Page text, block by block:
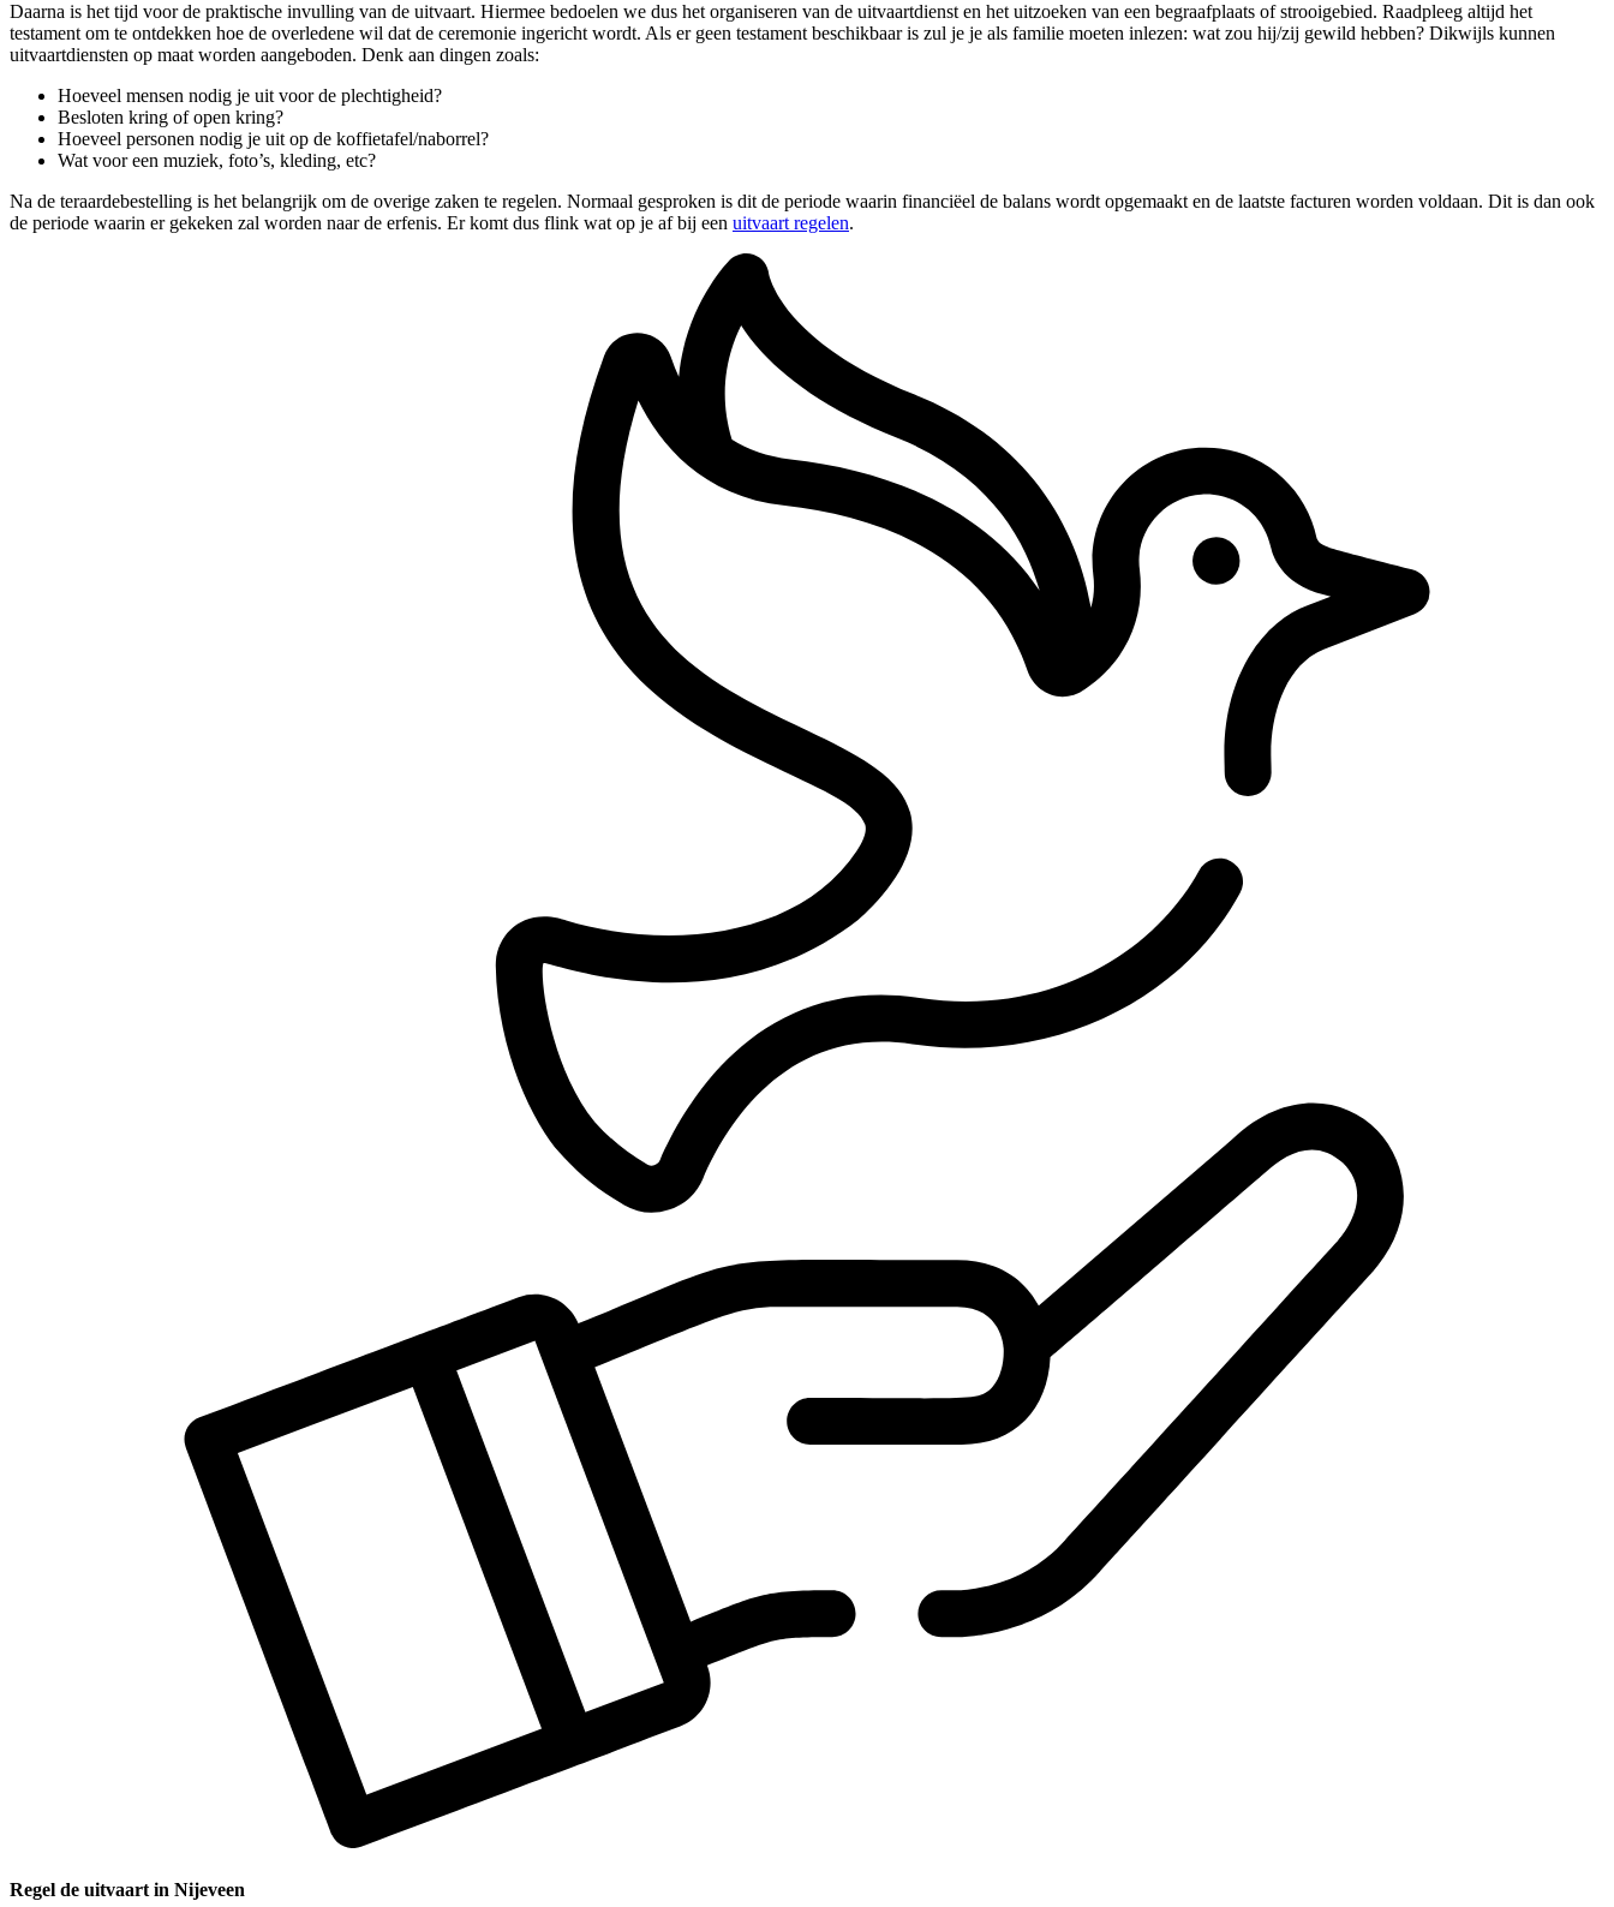
Daarna is het tijd voor de praktische invulling van de uitvaart. Hiermee bedoelen we dus het organiseren van de uitvaartdienst en het uitzoeken van een begraafplaats of strooigebied. Raadpleeg altijd het
testament om te ontdekken hoe de overledene wil dat de ceremonie ingericht wordt. Als er geen testament beschikbaar is zul je je als familie moeten inlezen: wat zou hij/zij gewild hebben? Dikwijls kunnen
uitvaartdiensten op maat worden aangeboden. Denk aan dingen zoals:
Hoeveel mensen nodig je uit voor de plechtigheid?
Besloten kring of open kring?
Hoeveel personen nodig je uit op de koffietafel/naborrel?
Wat voor een muziek, foto’s, kleding, etc?
Na de teraardebestelling is het belangrijk om de overige zaken te regelen. Normaal gesproken is dit de periode waarin financiëel de balans wordt opgemaakt en de laatste facturen worden voldaan. Dit is dan ook
de periode waarin er gekeken zal worden naar de erfenis. Er komt dus flink wat op je af bij een uitvaart regelen.
Regel de uitvaart in Nijeveen